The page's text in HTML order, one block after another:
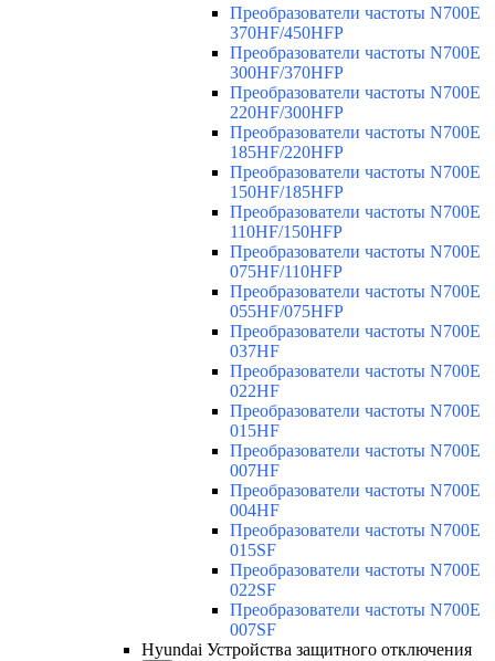
Преобразователи частоты N700E
370HF/450HFP
Преобразователи частоты N700E
300HF/370HFP
Преобразователи частоты N700E
220HF/300HFP
Преобразователи частоты N700E
185HF/220HFP
Преобразователи частоты N700E
150HF/185HFP
Преобразователи частоты N700E
110HF/150HFP
Преобразователи частоты N700E
075HF/110HFP
Преобразователи частоты N700E
055HF/075HFP
Преобразователи частоты N700E
037HF
Преобразователи частоты N700E
022HF
Преобразователи частоты N700E
015HF
Преобразователи частоты N700E
007HF
Преобразователи частоты N700E
004HF
Преобразователи частоты N700E
015SF
Преобразователи частоты N700E
022SF
Преобразователи частоты N700E
007SF
Hyundai Устройства защитного отключения